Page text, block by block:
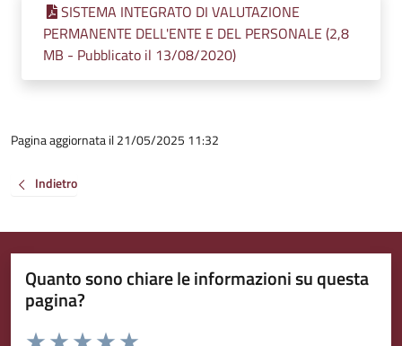
SISTEMA INTEGRATO DI VALUTAZIONE
PERMANENTE DELL'ENTE E DEL PERSONALE (2,8
MB - Pubblicato il 13/08/2020)
Pagina aggiornata il 21/05/2025 11:32
Indietro
Quanto sono chiare le informazioni su questa
pagina?
Valuta da 1 a 5 stelle la pagina